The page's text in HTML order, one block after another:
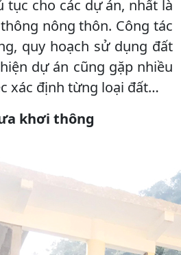
tục cho các dự án, nhất là
nông thôn. Công tác
quy hoạch sử dụng đất
dự án cũng gặp nhiều
xác định từng loại đất…
khơi thông